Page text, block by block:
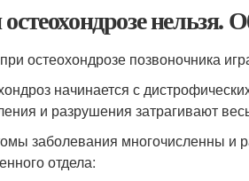
нельзя.
остеохондрозе позвоночника
начинается с
и разрушения затрагивают
заболевания многочисленны и
отдела: